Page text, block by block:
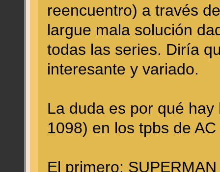
reencuentro) a través
largue mala solución
todas las series. Diría
interesante y variado.
La duda es por qué
1098) en los tpbs de AC
El primero: